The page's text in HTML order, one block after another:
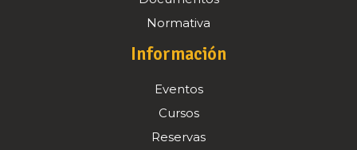
Normativa
Información
Eventos
Cursos
Reservas